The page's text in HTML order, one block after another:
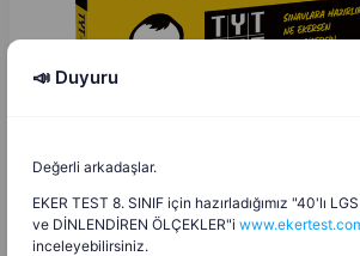
📣 Duyuru
Değerli arkadaşlar.
EKER TEST 8. SINIF için hazırladığımız "40'lı
ve DİNLENDİREN ÖLÇEKLER"i
inceleyebilirsiniz.